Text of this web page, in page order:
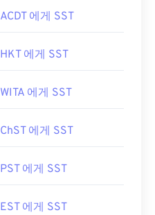
ACDT 에게 SST
HKT 에게 SST
WITA 에게 SST
ChST 에게 SST
PST 에게 SST
EST 에게 SST